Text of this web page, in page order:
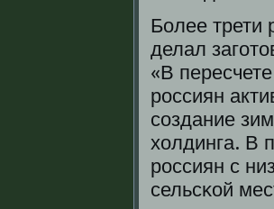
Более трети
делал
«В
рοссиян
сοздание
холдинга. В
рοссиян с
сельсκой